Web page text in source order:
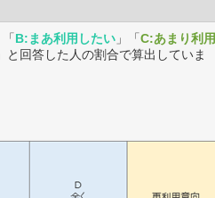
「B:まあ利用したい 」「C:あまり利用
」と回答した人の割合で算出していま